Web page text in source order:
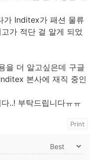
가 Inditex가 패션 물류
가 적단 걸 알게 되었
을 더 알고싶은데 구글
본사에 재직 중인
..! 부탁드립니다ㅠㅠ
Print